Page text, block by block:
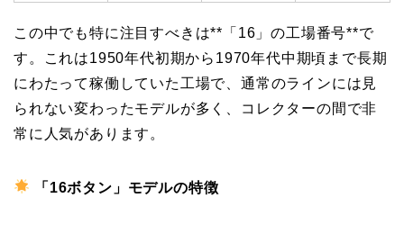
この中でも特に注目すべきは**「16」の工場番号**で
す。これは1950年代初期から1970年代中期頃まで長期
にわたって稼働していた工場で、通常のラインには見
られない変わったモデルが多く、コレクターの間で非
常に人気があります。
「16ボタン」モデルの特徴